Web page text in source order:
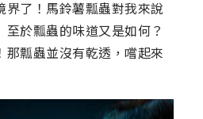
界了！馬鈴薯瓢蟲對我來說
於瓢蟲的味道又是如何？
那瓢蟲並沒有乾透，嚐起來